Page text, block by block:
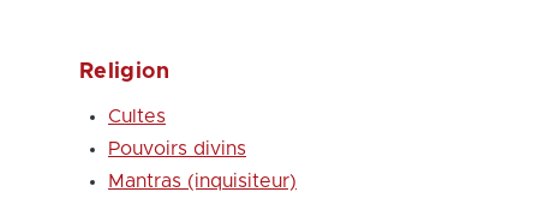
Religion
Cultes
Pouvoirs divins
Mantras (inquisiteur)